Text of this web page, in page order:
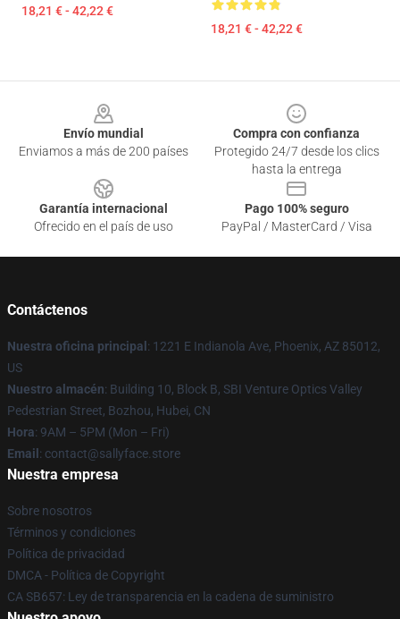
18,21 € - 42,22 €
18,21 € - 42,22 €
Envío mundial
Enviamos a más de 200 países
Compra con confianza
Protegido 24/7 desde los clics
hasta la entrega
Garantía internacional
Ofrecido en el país de uso
Pago 100% seguro
PayPal / MasterCard / Visa
Contáctenos
Nuestra oficina principal : 1221 E Indianola Ave, Phoenix, AZ 85012,
US
Nuestro almacén: Building 10, Block B, SBI Venture Optics Valley
Pedestrian Street, Bozhou, Hubei, CN
Hora: 9AM – 5PM (Mon – Fri)
Email : contact@sallyface.store
Nuestra empresa
Sobre nosotros
Términos y condiciones
Política de privacidad
DMCA - Política de Copyright
CA SB657: Ley de transparencia en la cadena de suministro